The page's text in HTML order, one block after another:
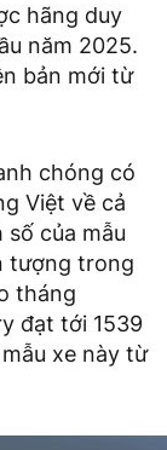
hãng duy
năm 2025.
bản mới từ
chóng có
Việt về cả
của mẫu
tượng trong
tháng
đạt tới 1539
xe này từ